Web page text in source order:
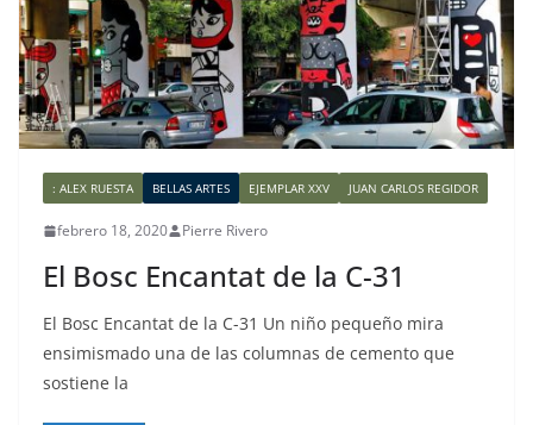
: ALEX RUESTA BELLAS ARTES EJEMPLAR XXV JUAN CARLOS REGIDOR
febrero 18, 2020 Pierre Rivero
El Bosc Encantat de la C-31
El Bosc Encantat de la C-31 Un niño pequeño mira
ensimismado una de las columnas de cemento que
sostiene la